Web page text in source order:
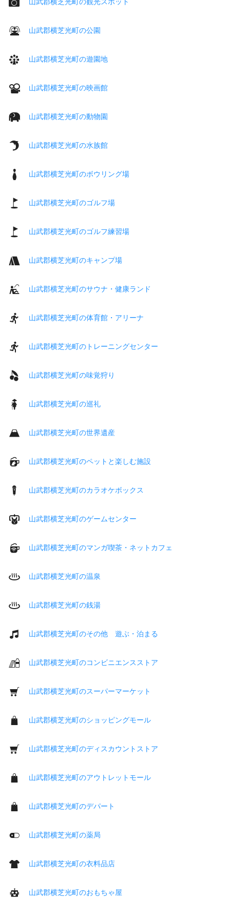
山武郡横芝光町の公園
山武郡横芝光町の遊園地
山武郡横芝光町の映画館
山武郡横芝光町の動物園
山武郡横芝光町の水族館
山武郡横芝光町のボウリング場
山武郡横芝光町のゴルフ場
山武郡横芝光町のゴルフ練習場
山武郡横芝光町のキャンプ場
山武郡横芝光町のサウナ・健康ランド
山武郡横芝光町の体育館・アリーナ
山武郡横芝光町のトレーニングセンター
山武郡横芝光町の味覚狩り
山武郡横芝光町の巡礼
山武郡横芝光町の世界遺産
山武郡横芝光町のペットと楽しむ施設
山武郡横芝光町のカラオケボックス
山武郡横芝光町のゲームセンター
山武郡横芝光町のマンガ喫茶・ネットカフェ
山武郡横芝光町の温泉
山武郡横芝光町の銭湯
山武郡横芝光町のその他 遊ぶ・泊まる
山武郡横芝光町のコンビニエンスストア
山武郡横芝光町のスーパーマーケット
山武郡横芝光町のショッピングモール
山武郡横芝光町のディスカウントストア
山武郡横芝光町のアウトレットモール
山武郡横芝光町のデパート
山武郡横芝光町の薬局
山武郡横芝光町の衣料品店
山武郡横芝光町のおもちゃ屋